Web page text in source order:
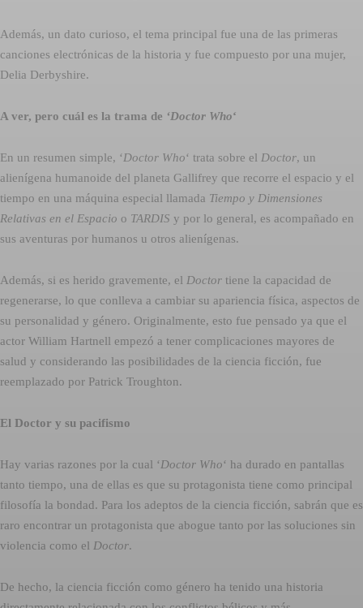
Además, un dato curioso, el tema principal fue una de las primeras
canciones electrónicas de la historia y fue compuesto por una mujer,
Delia Derbyshire.
A ver, pero cuál es la trama de ‘Doctor Who‘
En un resumen simple, ‘Doctor Who‘ trata sobre el Doctor, un
alienígena humanoide del planeta Gallifrey que recorre el espacio y el
tiempo en una máquina especial llamada Tiempo y Dimensiones
Relativas en el Espacio o TARDIS y por lo general, es acompañado en
sus aventuras por humanos u otros alienígenas.
Además, si es herido gravemente, el Doctor tiene la capacidad de
regenerarse, lo que conlleva a cambiar su apariencia física, aspectos de
su personalidad y género. Originalmente, esto fue pensado ya que el
actor William Hartnell empezó a tener complicaciones mayores de
salud y considerando las posibilidades de la ciencia ficción, fue
reemplazado por Patrick Troughton.
El Doctor y su pacifismo
Hay varias razones por la cual ‘Doctor Who‘ ha durado en pantallas
tanto tiempo, una de ellas es que su protagonista tiene como principal
filosofía la bondad. Para los adeptos de la ciencia ficción, sabrán que es
raro encontrar un protagonista que abogue tanto por las soluciones sin
violencia como el Doctor.
De hecho, la ciencia ficción como género ha tenido una historia